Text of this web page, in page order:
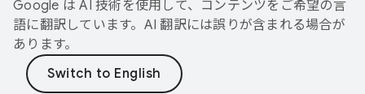
Google は AI 技術を使用して、コンテンツをご希望の言
語に翻訳しています。AI 翻訳には誤りが含まれる場合が
あります。